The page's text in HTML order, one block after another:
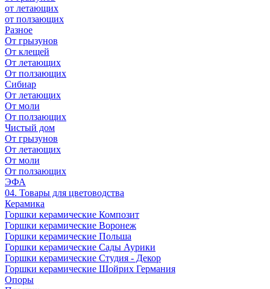
от летающих
от ползающих
Разное
От грызунов
От клещей
От летающих
От ползающих
Сибиар
От летающих
От моли
От ползающих
Чистый дом
От грызунов
От летающих
От моли
От ползающих
ЭФА
04. Товары для цветоводства
Керамика
Горшки керамические Композит
Горшки керамические Воронеж
Горшки керамические Польша
Горшки керамические Сады Аурики
Горшки керамические Студия - Декор
Горшки керамические Шойрих Германия
Опоры